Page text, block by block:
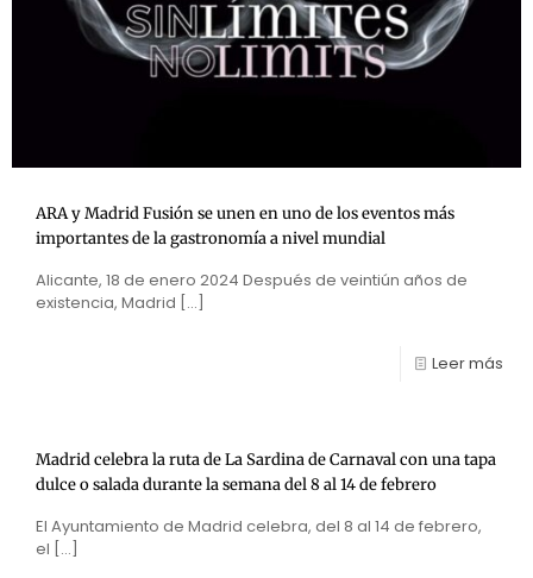
ARA y Madrid Fusión se unen en uno de los eventos más
importantes de la gastronomía a nivel mundial
Alicante, 18 de enero 2024 Después de veintiún años de
existencia, Madrid […]
Leer más
Madrid celebra la ruta de La Sardina de Carnaval con una tapa
dulce o salada durante la semana del 8 al 14 de febrero
El Ayuntamiento de Madrid celebra, del 8 al 14 de febrero,
el […]